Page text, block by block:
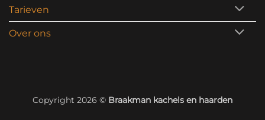
Tarieven
Over ons
Copyright 2026 © Braakman kachels en haarden